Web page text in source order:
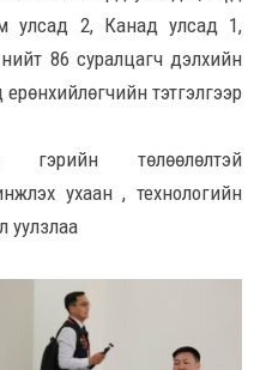
улсад 2, Канад улсад 1,
86 суралцагч дэлхийн
ерөнхийлөгчийн тэтгэлгээр
төлөөлөлтэй
ухаан , технологийн
уулзлаа